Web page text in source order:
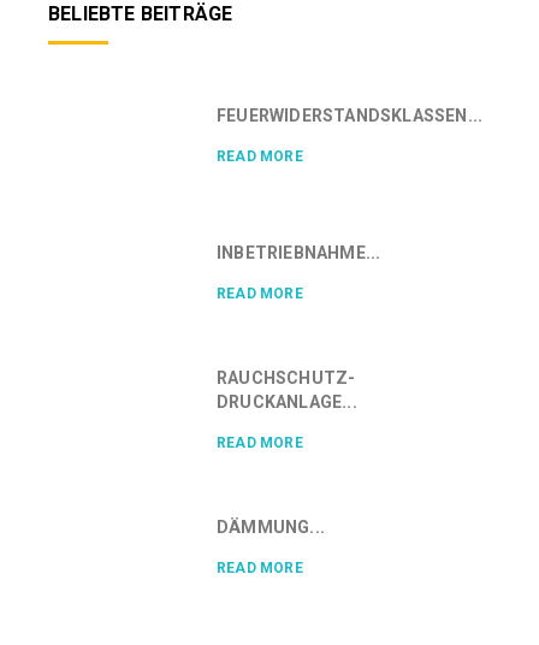
BELIEBTE BEITRÄGE
FEUERWIDERSTANDSKLASSEN...
READ MORE
INBETRIEBNAHME...
READ MORE
RAUCHSCHUTZ-
DRUCKANLAGE...
READ MORE
DÄMMUNG...
READ MORE